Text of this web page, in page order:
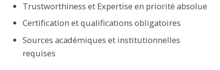
Trustworthiness et Expertise en priorité absolue
Certification et qualifications obligatoires
Sources académiques et institutionnelles
requises